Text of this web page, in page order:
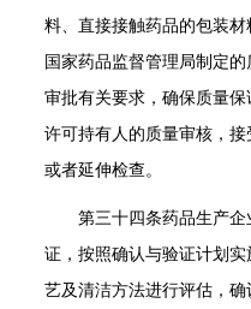
料、直接接触药品的包装
国家药品监督管理局制定
审批有关要求，确保质量
许可持有人的质量审核，
或者延伸检查。
第三十四条药品生产
证，按照确认与验证计划
艺及清洁方法进行评估，确